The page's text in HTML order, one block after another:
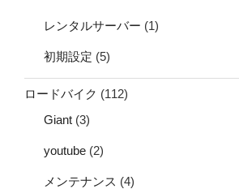
レンタルサーバー (1)
初期設定 (5)
ロードバイク (112)
Giant (3)
youtube (2)
メンテナンス (4)